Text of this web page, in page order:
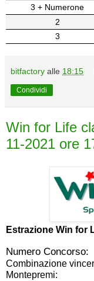
3 + Numerone
2
3
bitfactory alle 18:15
Condividi
Win for Life
11-2021 ore
Estrazione Win for
Numero Concorso:
Combinazione
Montepremi: